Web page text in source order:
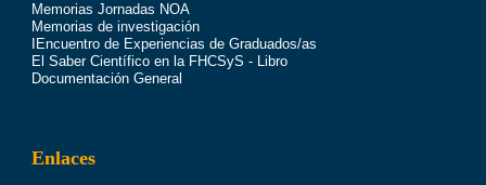
Memorias Jornadas NOA
Memorias de investigación
IEncuentro de Experiencias de Graduados/as
El Saber Científico en la FHCSyS - Libro
Documentación General
Enlaces